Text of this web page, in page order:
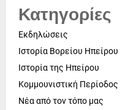
Κατηγορίες
Εκδηλώσεις
Ιστορία Βορείου Ηπείρου
Ιστορία της Ηπείρου
Κομμουνιστική Περίοδος
Νέα από τον τόπο μας